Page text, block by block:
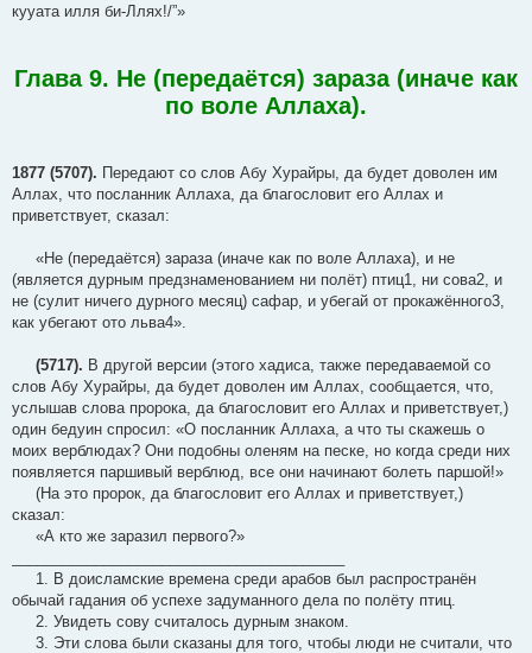
кууата илля би-Ллях!/”»
Глава 9. Не (передаётся) зараза (иначе как
по воле Аллаха).
1877 (5707). Передают со слов Абу Хурайры, да будет доволен им
Аллах, что посланник Аллаха, да благословит его Аллах и
приветствует, сказал:
«Не (передаётся) зараза (иначе как по воле Аллаха), и не
(является дурным предзнаменованием ни полёт) птиц1, ни сова2, и
не (сулит ничего дурного месяц) сафар, и убегай от прокажённого3,
как убегают ото льва4».
(5717). В другой версии (этого хадиса, также передаваемой со
слов Абу Хурайры, да будет доволен им Аллах, сообщается, что,
услышав слова пророка, да благословит его Аллах и приветствует,)
один бедуин спросил: «О посланник Аллаха, а что ты скажешь о
моих верблюдах? Они подобны оленям на песке, но когда среди них
появляется паршивый верблюд, все они начинают болеть паршой!»
(На это пророк, да благословит его Аллах и приветствует,)
сказал:
«А кто же заразил первого?»
1. В доисламские времена среди арабов был распространён
обычай гадания об успехе задуманного дела по полёту птиц.
2. Увидеть сову считалось дурным знаком.
3. Эти слова были сказаны для того, чтобы люди не считали, что